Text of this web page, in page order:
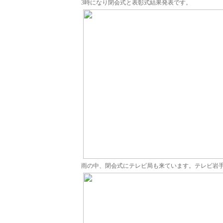
3時になり閉会式と表彰式結果発表です。
雨の中、閉会式にテレビ局も来ています。テレビ岩